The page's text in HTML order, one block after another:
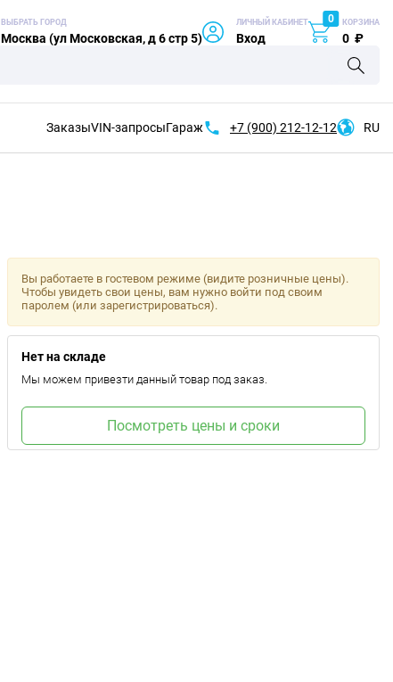
ВЫБРАТЬ ГОРОД
Москва (ул Московская, д 6 стр 5)
ЛИЧНЫЙ КАБИНЕТ
Вход
0 КОРЗИНА
0 ₽
ЗаказыVIN-запросыГараж +7 (900) 212-12-12 RU
Вы работаете в гостевом режиме (видите розничные цены).
Чтобы увидеть свои цены, вам нужно войти под своим
паролем (или зарегистрироваться).
Нет на складе
Мы можем привезти данный товар под заказ.
Посмотреть цены и сроки